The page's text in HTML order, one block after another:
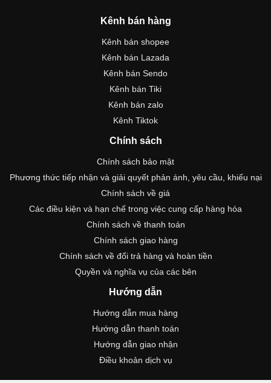
Kênh bán hàng
Kênh bán shopee
Kênh bán Lazada
Kênh bán Sendo
Kênh bán Tiki
Kênh bán zalo
Kênh Tiktok
Chính sách
Chính sách bảo mật
Phương thức tiếp nhận và giải quyết phản ánh, yêu cầu, khiếu nại
Chính sách về giá
Các điều kiện và hạn chế trong việc cung cấp hàng hóa
Chính sách về thanh toán
Chính sách giao hàng
Chính sách về đổi trả hàng và hoàn tiền
Quyền và nghĩa vụ của các bên
Hướng dẫn
Hướng dẫn mua hàng
Hướng dẫn thanh toán
Hướng dẫn giao nhận
Điều khoản dịch vụ